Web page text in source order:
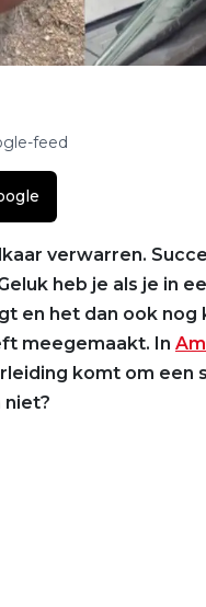
feed
verwarren.
heb je als je in
en het dan ook nog
meegemaakt. In
komt om
niet?